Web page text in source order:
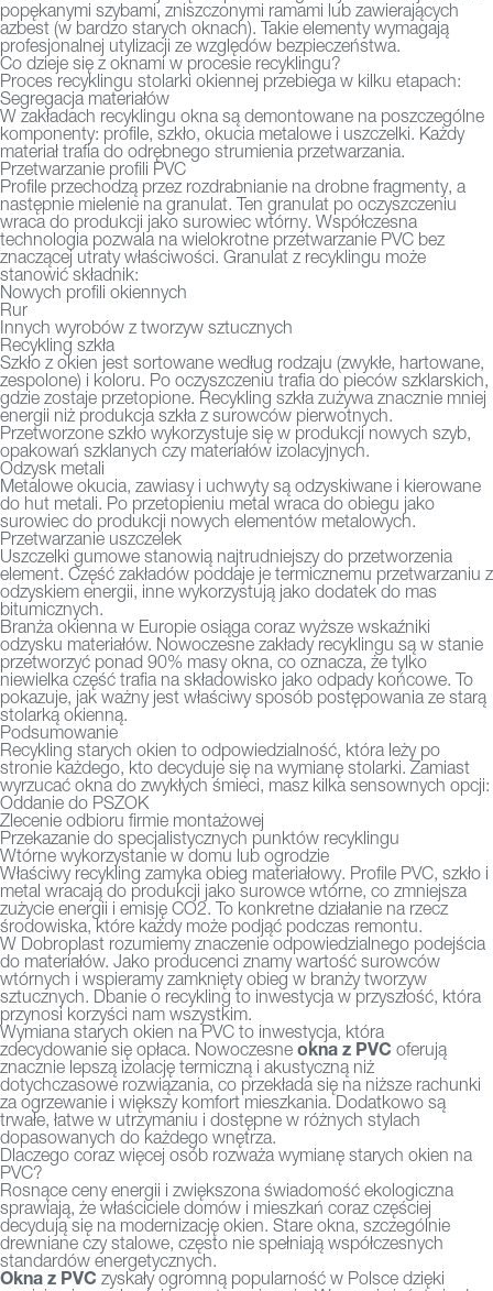
popękanymi szybami, zniszczonymi ramami lub zawierających
azbest (w bardzo starych oknach). Takie elementy wymagają
profesjonalnej utylizacji ze względów bezpieczeństwa.
Co dzieje się z oknami w procesie recyklingu?
Proces recyklingu stolarki okiennej przebiega w kilku etapach:
Segregacja materiałów
W zakładach recyklingu okna są demontowane na poszczególne
komponenty: profile, szkło, okucia metalowe i uszczelki. Każdy
materiał trafia do odrębnego strumienia przetwarzania.
Przetwarzanie profili PVC
Profile przechodzą przez rozdrabnianie na drobne fragmenty, a
następnie mielenie na granulat. Ten granulat po oczyszczeniu
wraca do produkcji jako surowiec wtórny. Współczesna
technologia pozwala na wielokrotne przetwarzanie PVC bez
znaczącej utraty właściwości. Granulat z recyklingu może
stanowić składnik:
Nowych profili okiennych
Rur
Innych wyrobów z tworzyw sztucznych
Recykling szkła
Szkło z okien jest sortowane według rodzaju (zwykłe, hartowane,
zespolone) i koloru. Po oczyszczeniu trafia do pieców szklarskich,
gdzie zostaje przetopione. Recykling szkła zużywa znacznie mniej
energii niż produkcja szkła z surowców pierwotnych.
Przetworzone szkło wykorzystuje się w produkcji nowych szyb,
opakowań szklanych czy materiałów izolacyjnych.
Odzysk metali
Metalowe okucia, zawiasy i uchwyty są odzyskiwane i kierowane
do hut metali. Po przetopieniu metal wraca do obiegu jako
surowiec do produkcji nowych elementów metalowych.
Przetwarzanie uszczelek
Uszczelki gumowe stanowią najtrudniejszy do przetworzenia
element. Część zakładów poddaje je termicznemu przetwarzaniu z
odzyskiem energii, inne wykorzystują jako dodatek do mas
bitumicznych.
Branża okienna w Europie osiąga coraz wyższe wskaźniki
odzysku materiałów. Nowoczesne zakłady recyklingu są w stanie
przetworzyć ponad 90% masy okna, co oznacza, że tylko
niewielka część trafia na składowisko jako odpady końcowe. To
pokazuje, jak ważny jest właściwy sposób postępowania ze starą
stolarką okienną.
Podsumowanie
Recykling starych okien to odpowiedzialność, która leży po
stronie każdego, kto decyduje się na wymianę stolarki. Zamiast
wyrzucać okna do zwykłych śmieci, masz kilka sensownych opcji:
Oddanie do PSZOK
Zlecenie odbioru firmie montażowej
Przekazanie do specjalistycznych punktów recyklingu
Wtórne wykorzystanie w domu lub ogrodzie
Właściwy recykling zamyka obieg materiałowy. Profile PVC, szkło i
metal wracają do produkcji jako surowce wtórne, co zmniejsza
zużycie energii i emisję CO2. To konkretne działanie na rzecz
środowiska, które każdy może podjąć podczas remontu.
W Dobroplast rozumiemy znaczenie odpowiedzialnego podejścia
do materiałów. Jako producenci znamy wartość surowców
wtórnych i wspieramy zamknięty obieg w branży tworzyw
sztucznych. Dbanie o recykling to inwestycja w przyszłość, która
przynosi korzyści nam wszystkim.
Wymiana starych okien na PVC to inwestycja, która
zdecydowanie się opłaca. Nowoczesne okna z PVC oferują
znacznie lepszą izolację termiczną i akustyczną niż
dotychczasowe rozwiązania, co przekłada się na niższe rachunki
za ogrzewanie i większy komfort mieszkania. Dodatkowo są
trwałe, łatwe w utrzymaniu i dostępne w różnych stylach
dopasowanych do każdego wnętrza.
Dlaczego coraz więcej osób rozważa wymianę starych okien na
PVC?
Rosnące ceny energii i zwiększona świadomość ekologiczna
sprawiają, że właściciele domów i mieszkań coraz częściej
decydują się na modernizację okien. Stare okna, szczególnie
drewniane czy stalowe, często nie spełniają współczesnych
standardów energetycznych.
Okna z PVC zyskały ogromną popularność w Polsce dzięki